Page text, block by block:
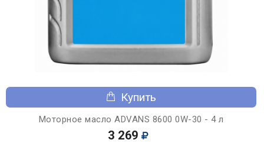
Купить
Моторное масло ADVANS 8600 0W-30 - 4 л
3 269